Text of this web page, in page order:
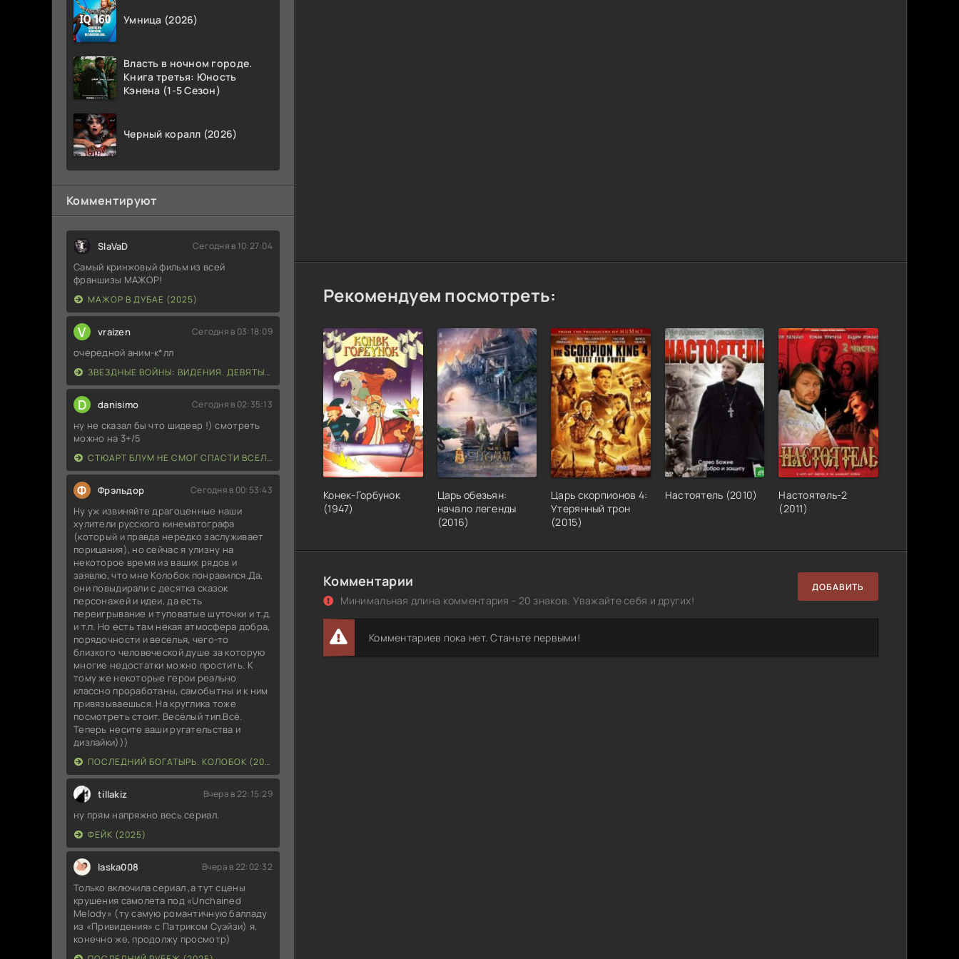
Умница (2026)
Власть в ночном городе.
Книга третья: Юность
Кэнена (1-5 Сезон)
Черный коралл (2026)
Комментируют
SlaVaD Сегодня в 10:27:04
Самый кринжовый фильм из всей
франшизы МАЖОР!
МАЖОР В ДУБАЕ (2025)
V vraizen Сегодня в 03:18:09
очередной аним-к*лл
ЗВЕЗДНЫЕ ВОЙНЫ: ВИДЕНИЯ. ДЕВЯТЫЙ ДЖЕДАЙ (2026)
D danisimo Сегодня в 02:35:13
ну не сказал бы что шидевр !) смотреть
можно на 3+/5
СТЮАРТ БЛУМ НЕ СМОГ СПАСТИ ВСЕЛЕННУЮ (2026)
Ф Фрэльдор Сегодня в 00:53:43
Ну уж извиняйте драгоценные наши
хулители русского кинематографа
(который и правда нередко заслуживает
порицания), но сейчас я улизну на
некоторое время из ваших рядов и
заявлю, что мне Колобок понравился.Да,
они повыдирали с десятка сказок
персонажей и идеи, да есть
переигрывание и туповатые шуточки и т.д.
и т.п. Но есть там некая атмосфера добра,
порядочности и веселья, чего-то
близкого человеческой душе за которую
многие недостатки можно простить. К
тому же некоторые герои реально
классно проработаны, самобытны и к ним
привязываешься. На круглика тоже
посмотреть стоит. Весёлый тип.Всё.
Теперь несите ваши ругательства и
дизлайки)))
ПОСЛЕДНИЙ БОГАТЫРЬ. КОЛОБОК (2026)
tillakiz Вчера в 22:15:29
ну прям напряжно весь сериал.
ФЕЙК (2025)
laska008 Вчера в 22:02:32
Только включила сериал ,а тут сцены
крушения самолета под «Unchained
Melody» (ту самую романтичную балладу
из «Привидения» с Патриком Суэйзи) я,
конечно же, продолжу просмотр)
Рекомендуем посмотреть:
Конек-Горбунок
(1947)
Царь обезьян:
начало легенды
(2016)
Царь скорпионов 4:
Утерянный трон
(2015)
Настоятель (2010)
Настоятель-2
(2011)
Комментарии
Минимальная длина комментария - 20 знаков. Уважайте себя и других!
ДОБАВИТЬ
Комментариев пока нет. Станьте первыми!